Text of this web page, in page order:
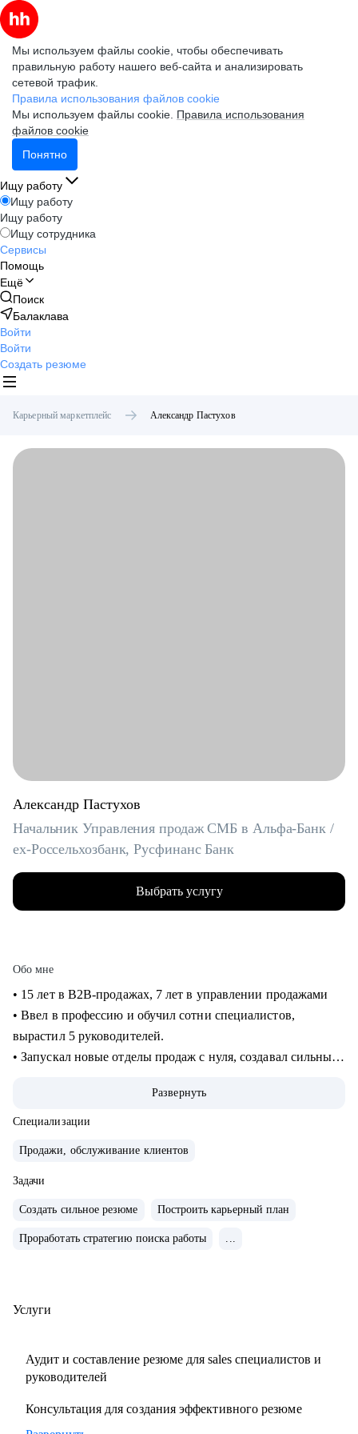
Мы используем файлы cookie, чтобы обеспечивать
правильную работу нашего веб-сайта и анализировать
сетевой трафик.
Правила использования файлов cookie
Мы используем файлы cookie. Правила использования
файлов cookie
Понятно
Ищу работу
Ищу работу
Ищу работу
Ищу сотрудника
Сервисы
Помощь
Ещё
Поиск
Балаклава
Войти
Войти
Создать резюме
Карьерный маркетплейс Александр Пастухов
Александр Пастухов
Начальник Управления продаж СМБ в Альфа-Банк /
ex-Россельхозбанк, Русфинанс Банк
Выбрать услугу
Обо мне
• 15 лет в B2B-продажах, 7 лет в управлении продажами
• Ввел в профессию и обучил сотни специалистов,
вырастил 5 руководителей.
• Запускал новые отделы продаж с нуля, создавал сильные
и руководителей.
• 500+ продающих резюме и сопроводительных писем
• 300+ карьерных консультаций
• Составить резюме и оцифровать ключевые достижения.
рекомендации.
• Выстроить эффективное управление командой (прямой
• Подготовиться к полугодовому/ годовому ревью и
переговорам с руководителем.
Развернуть
Специализации
Продажи, обслуживание клиентов
Задачи
Создать сильное резюме Построить карьерный план
Проработать стратегию поиска работы ...
Услуги
Аудит и составление резюме для sales специалистов и
руководителей
Консультация для создания эффективного резюме